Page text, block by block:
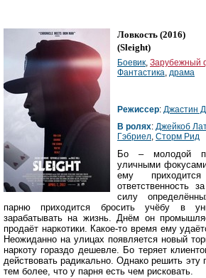
Ловкость (2016)
(Sleight)
Боевик, Зарубежный
Фантастика, драма
Режиссер: Джастин
В ролях: Джейкоб
Гэбриел, Сторм Рид
Бо – молодой
уличными
ему
ответственность
силу
парню приходится бросить учёбу в
зарабатывать на жизнь. Днём он
продаёт наркотики. Какое-то время ему
Неожиданно на улицах появляется новый
наркоту гораздо дешевле. Бо теряет
действовать радикально. Однако решить эту
тем более, что у парня есть чем рисковать.